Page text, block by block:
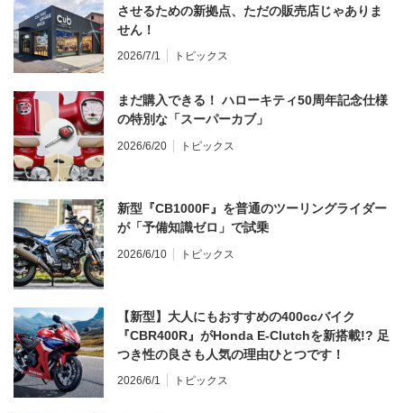
させるための新拠点、ただの販売店じゃありま
せん！
2026/7/1 トピックス
まだ購入できる！ ハローキティ50周年記念仕様
の特別な「スーパーカブ」
2026/6/20 トピックス
新型『CB1000F』を普通のツーリングライダー
が「予備知識ゼロ」で試乗
2026/6/10 トピックス
【新型】大人にもおすすめの400ccバイク
『CBR400R』がHonda E-Clutchを新搭載!? 足
つき性の良さも人気の理由ひとつです！
2026/6/1 トピックス